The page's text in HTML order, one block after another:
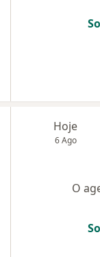
Hoje
6 Ago
O